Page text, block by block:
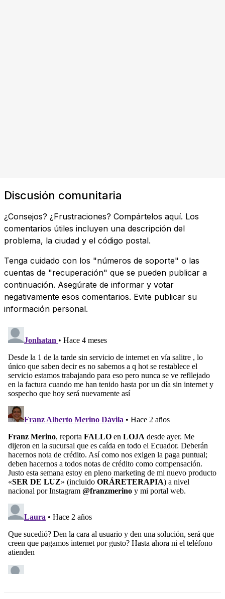
Discusión comunitaria
¿Consejos? ¿Frustraciones? Compártelos aquí. Los
comentarios útiles incluyen una descripción del
problema, la ciudad y el código postal.
Tenga cuidado con los "números de soporte" o las
cuentas de "recuperación" que se pueden publicar a
continuación. Asegúrate de informar y votar
negativamente esos comentarios. Evite publicar su
información personal.